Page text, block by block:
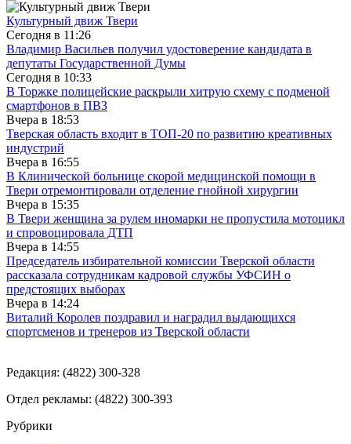
Культурный движ Твери
Сегодня в 11:26
Владимир Васильев получил удостоверение кандидата в
депутаты Государственной Думы
Сегодня в 10:33
В Торжке полицейские раскрыли хитрую схему с подменой
смартфонов в ПВЗ
Вчера в 18:53
Тверская область входит в ТОП-20 по развитию креативных
индустрий
Вчера в 16:55
В Клинической больнице скорой медицинской помощи в
Твери отремонтировали отделение гнойной хирургии
Вчера в 15:35
В Твери женщина за рулем иномарки не пропустила мотоцикл
и спровоцировала ДТП
Вчера в 14:55
Председатель избирательной комиссии Тверской области
рассказала сотрудникам кадровой службы УФСИН о
предстоящих выборах
Вчера в 14:24
Виталий Королев поздравил и наградил выдающихся
спортсменов и тренеров из Тверской области
Редакция: (4822) 300-328
Отдел рекламы: (4822) 300-393
Рубрики